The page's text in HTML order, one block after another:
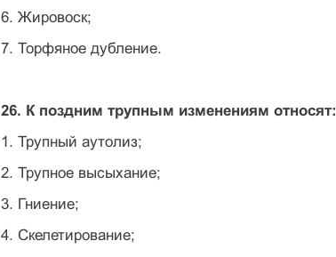
6. Жировоск;
7. Торфяное дубление.
26. К поздним трупным изменениям относят:
1. Трупный аутолиз;
2. Трупное высыхание;
3. Гниение;
4. Скелетирование;